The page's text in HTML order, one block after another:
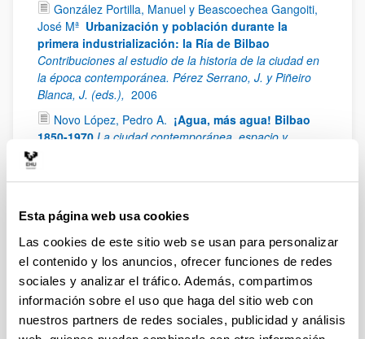
Esta página web usa cookies
Las cookies de este sitio web se usan para personalizar
el contenido y los anuncios, ofrecer funciones de redes
sociales y analizar el tráfico. Además, compartimos
información sobre el uso que haga del sitio web con
nuestros partners de redes sociales, publicidad y análisis
González Portilla, Manuel y Beascoechea Gangoiti,
José Mª Urbanización y población durante la
primera industrialización: la Ría de Bilbao
Contribuciones al estudio de la historia de la ciudad en
la época contemporánea. Pérez Serrano, J. y Piñeiro
Blanca, J. (eds.), 2006
Novo López, Pedro A. ¡Agua, más agua! Bilbao
1850-1970 La ciudad contemporánea, espacio y
sociedad. Beascoechea Gangoiti, J. M.; González
configuración y organización espacial de la ciudad
Espacio y Sociedad. Beascoechea Gangoiti, J. M.;
González Portilla, M. y Novo López, P. A. E. (eds.),
2006; 705 - 736
Domingo Hernández, Mª Mar Vivienda obrera en
Bilbao y el Bajo Nervión: Las casas baratas. Una